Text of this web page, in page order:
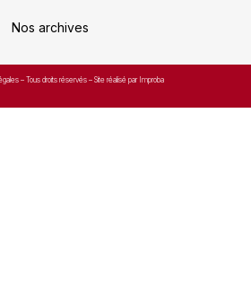
Nos archives
– Tous droits réservés – Site réalisé par Improba